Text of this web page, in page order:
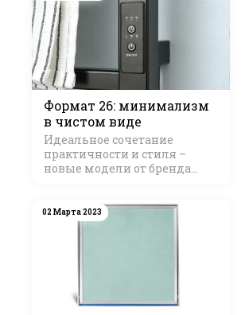
Формат 26: минимализм
в чистом виде
Идеальное сочетание
практичности и стиля –
новые модели от бренда
02 Марта 2023